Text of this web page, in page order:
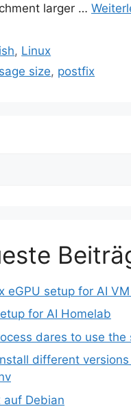
larger …
, Linux
size, postfix
eGPU setup for AI
for AI Homelab
dares to use the
different
auf Debian